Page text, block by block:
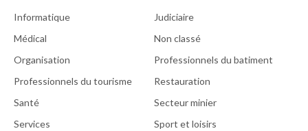
Informatique
Judiciaire
Médical
Non classé
Organisation
Professionnels du batiment
Professionnels du tourisme
Restauration
Santé
Secteur minier
Services
Sport et loisirs